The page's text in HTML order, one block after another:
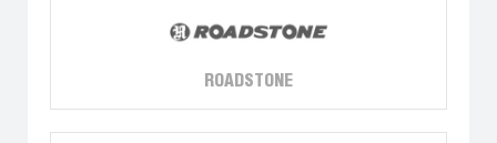
ROADSTONE